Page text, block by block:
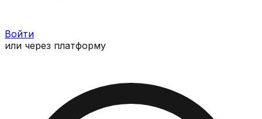
Войти
или через платформу